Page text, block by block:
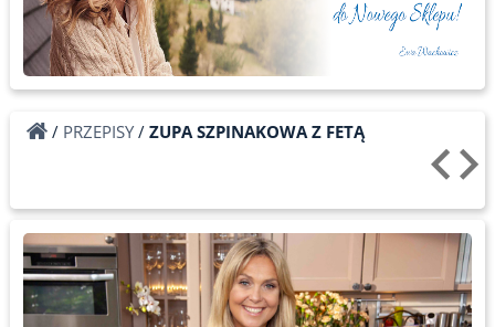
/ PRZEPISY/ ZUPA SZPINAKOWA Z FETĄ